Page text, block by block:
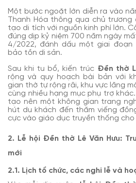
Một bước ngoặt lớn diễn ra vào
Thanh Hóa thông qua chủ
tạo di tích với nguồn kinh phí lớn.
đúng dịp kỷ niệm 700 năm ngày
4/2022, đánh dấu một giai
bảo tồn di sản.
Sau khi tu bổ, kiến trúc Đền thờ
rộng và quy hoạch bài bản với
gian thờ tự rộng rãi, khu vực lăng
cùng nhiều hạng mục phụ trợ
tạo nên một không gian trang
hút du khách đến thăm viếng
cực vào giáo dục truyền thống
2. Lễ hội Đền thờ Lê Văn Hưu:
mới
2.1. Lịch tổ chức, các nghi lễ và